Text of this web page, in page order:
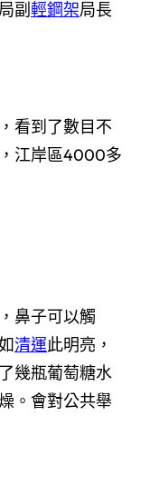
副輕鋼架局長
看到了數目不
江岸區4000多
鼻子可以觸
清運此明亮，
幾瓶葡萄糖水
。會對公共舉